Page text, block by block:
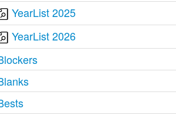
YearList 2025
YearList 2026